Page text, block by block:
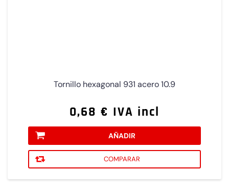
Tornillo hexagonal 931 acero 10.9
0,68 € IVA incl
AÑADIR
COMPARAR